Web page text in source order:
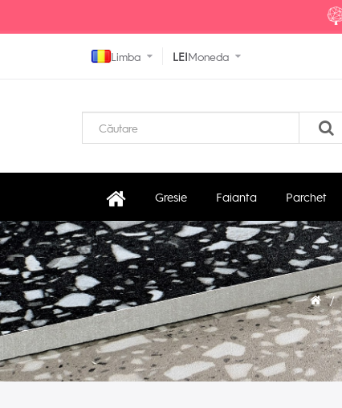
Limba LEIMoneda
Gresie Faianta Parchet